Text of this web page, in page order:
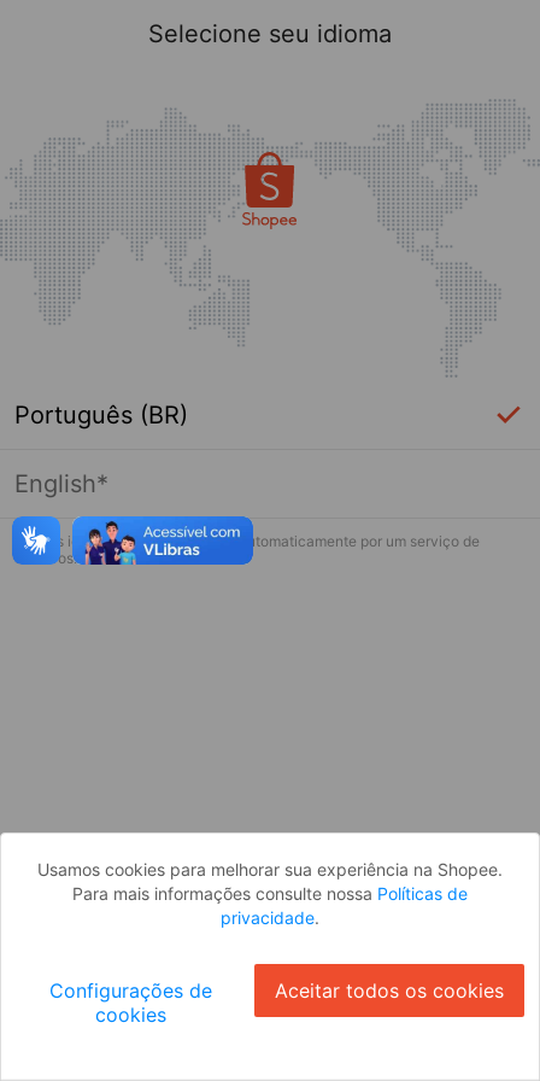
Página indisponível
Desculpe, algo deu errado. Faça login
Selecione seu idioma
Português (BR)
English*
* Esses idiomas serão traduzidos automaticamente por um serviço de
terceiros.
Usamos cookies para melhorar sua experiência na Shopee.
Para mais informações consulte nossa Políticas de
privacidade.
Configurações de
cookies
Aceitar todos os cookies